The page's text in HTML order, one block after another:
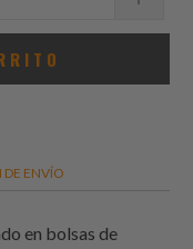
ENVÍO
en bolsas de